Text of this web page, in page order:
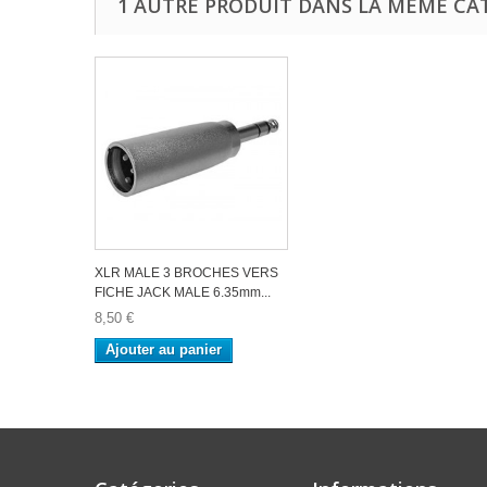
1 AUTRE PRODUIT DANS LA MÊME
XLR MALE 3 BROCHES VERS
FICHE JACK MALE 6.35mm...
8,50 €
Ajouter au panier